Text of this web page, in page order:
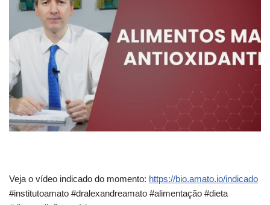
Veja o vídeo indicado do momento: https://bio.amato.io/indicado
#institutoamato #dralexandreamato #alimentação #dieta